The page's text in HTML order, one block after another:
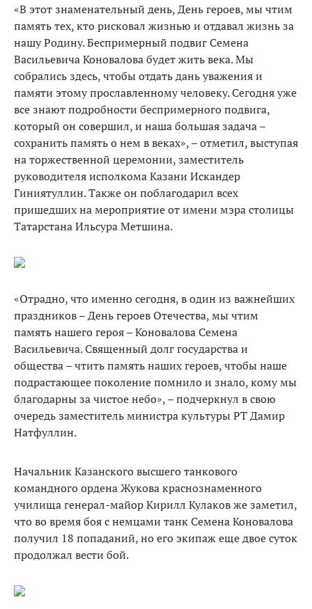
«В этот знаменательный день, День героев, мы чтим
память тех, кто рисковал жизнью и отдавал жизнь за
нашу Родину. Беспримерный подвиг Семена
Васильевича Коновалова будет жить века. Мы
собрались здесь, чтобы отдать дань уважения и
памяти этому прославленному человеку. Сегодня уже
все знают подробности беспримерного подвига,
который он совершил, и наша большая задача –
сохранить память о нем в веках», – отметил, выступая
на торжественной церемонии, заместитель
руководителя исполкома Казани Искандер
Гиниятуллин. Также он поблагодарил всех
пришедших на мероприятие от имени мэра столицы
Татарстана Ильсура Метшина.
«Отрадно, что именно сегодня, в один из важнейших
праздников – День героев Отечества, мы чтим
память нашего героя – Коновалова Семена
Васильевича. Священный долг государства и
общества – чтить память наших героев, чтобы наше
подрастающее поколение помнило и знало, кому мы
благодарны за чистое небо», – подчеркнул в свою
очередь заместитель министра культуры РТ Дамир
Натфуллин.
Начальник Казанского высшего танкового
командного ордена Жукова краснознаменного
училища генерал-майор Кирилл Кулаков же заметил,
что во время боя с немцами танк Семена Коновалова
получил 18 попаданий, но его экипаж еще двое суток
продолжал вести бой.